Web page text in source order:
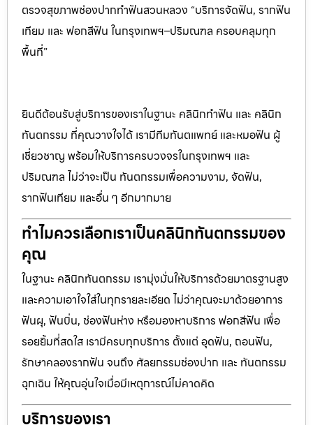
ตรวจสุขภาพช่องปากทำฟันสวนหลวง “บริการจัดฟัน, รากฟัน
เทียม และ ฟอกสีฟัน ในกรุงเทพฯ–ปริมณฑล ครอบคลุมทุก
พื้นที่”
ยินดีต้อนรับสู่บริการของเราในฐานะ คลินิกทำฟัน และ คลินิก
ทันตกรรม ที่คุณวางใจได้ เรามีทีมทันตแพทย์ และหมอฟัน ผู้
เชี่ยวชาญ พร้อมให้บริการครบวงจรในกรุงเทพฯ และ
ปริมณฑล ไม่ว่าจะเป็น ทันตกรรมเพื่อความงาม, จัดฟัน,
รากฟันเทียม และอื่น ๆ อีกมากมาย
ทำไมควรเลือกเราเป็นคลินิกทันตกรรมของ
คุณ
ในฐานะ คลินิกทันตกรรม เรามุ่งมั่นให้บริการด้วยมาตรฐานสูง
และความเอาใจใส่ในทุกรายละเอียด ไม่ว่าคุณจะมาด้วยอาการ
ฟันผุ, ฟันบิ่น, ช่องฟันห่าง หรือมองหาบริการ ฟอกสีฟัน เพื่อ
รอยยิ้มที่สดใส เรามีครบทุกบริการ ตั้งแต่ อุดฟัน, ถอนฟัน,
รักษาคลองรากฟัน จนถึง ศัลยกรรมช่องปาก และ ทันตกรรม
ฉุกเฉิน ให้คุณอุ่นใจเมื่อมีเหตุการณ์ไม่คาดคิด
บริการของเรา